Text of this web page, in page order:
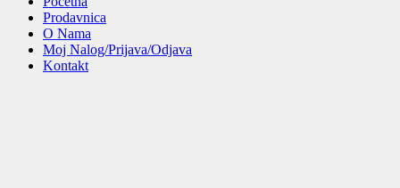
Prodavnica
O Nama
Moj Nalog/Prijava/Odjava
Kontakt